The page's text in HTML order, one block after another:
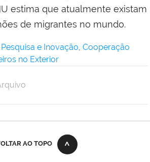
estima que atualmente existam
de migrantes no mundo.
e Inovação, Cooperação
no Exterior
AO TOPO